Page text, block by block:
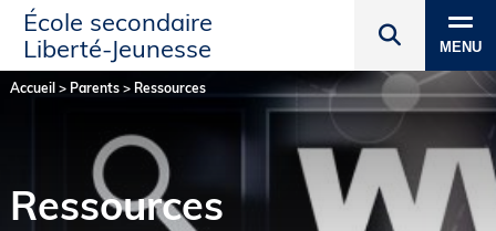
École secondaire
Liberté‑Jeunesse
MENU
Accueil> Parents> Ressources
Ressources